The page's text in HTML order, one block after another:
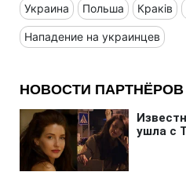
Украина Польша Краків
Нападение на украинцев